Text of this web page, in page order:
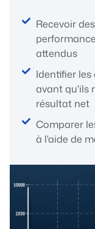
Recevoir
attendus
Identifier
avant qu'ils
résultat net
Comparer
à l'aide de